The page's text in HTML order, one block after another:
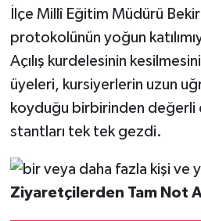
İlçe Millî Eğitim Müdürü
protokolünün yoğun
Açılış kurdelesinin
üyeleri, kursiyerlerin uzun
koyduğu birbirinden değerli
stantları tek tek gezdi.
Ziyaretçilerden Tam Not